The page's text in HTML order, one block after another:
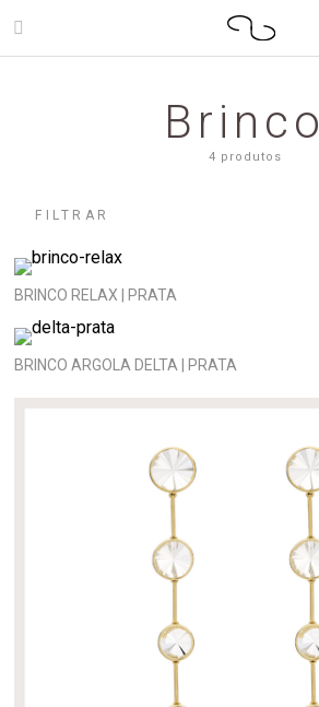
Brinco
4 produtos
FILTRAR
BRINCO RELAX | PRATA
BRINCO ARGOLA DELTA | PRATA